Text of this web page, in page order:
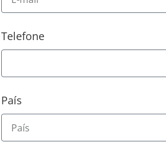
Telefone
País